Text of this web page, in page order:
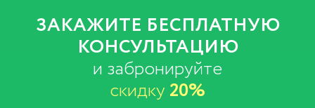
ЗАКАЖИТЕ БЕСПЛАТНУЮ
КОНСУЛЬТАЦИЮ
и забронируйте
скидку 20%